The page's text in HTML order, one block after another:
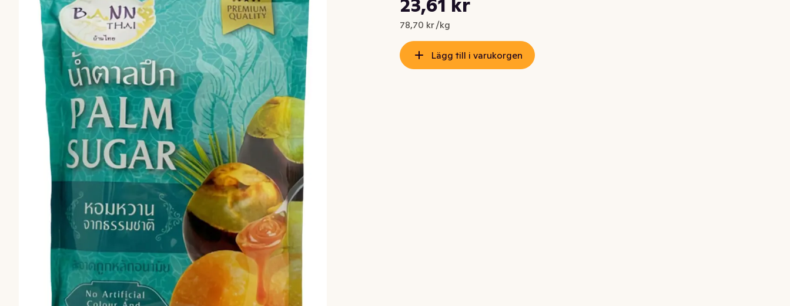
Nuvarande pris är: 23,61 kr
23,61 kr
78,70 kr /kg
Lägg till i varukorgen